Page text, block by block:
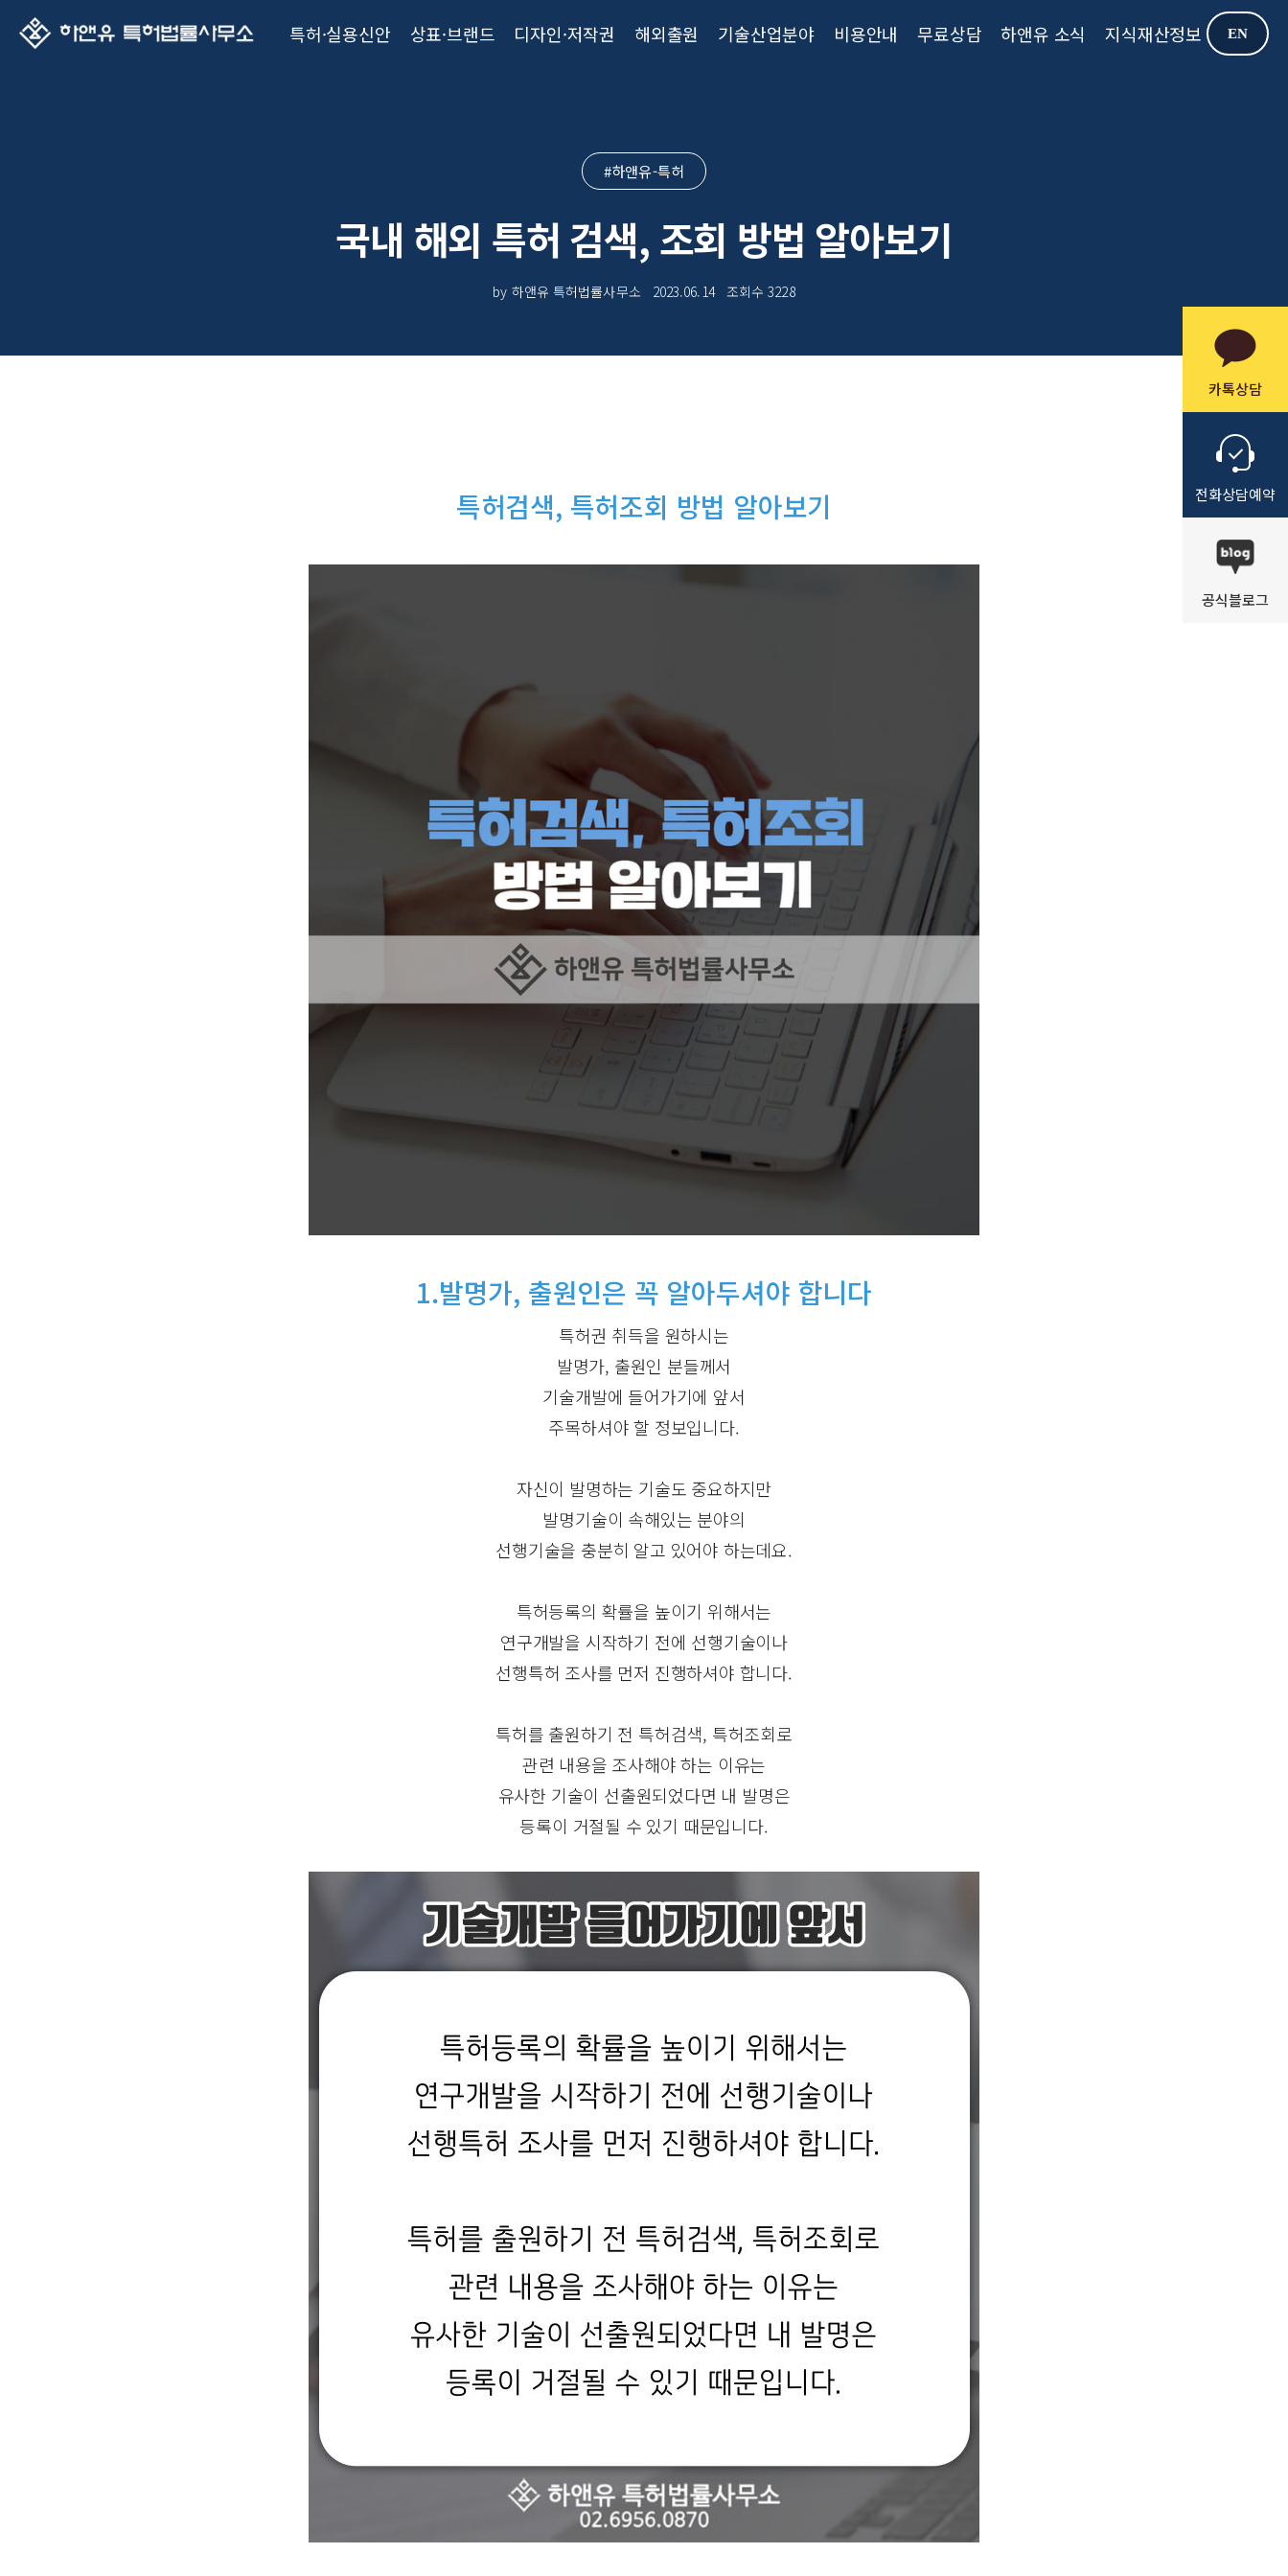
특허·실용신안 상표·브랜드 디자인·저작권 해외출원 기술산업분야 비용안내 무료상담 하앤유 소식 지식재산정보 EN
카톡상담
전화상담예약
공식블로그
#하앤유-특허
국내 해외 특허 검색, 조회 방법 알아보기
by 하앤유 특허법률사무소 2023.06.14 조회수3228
특허검색, 특허조회 방법 알아보기
1.발명가, 출원인은 꼭 알아두셔야 합니다
특허권 취득을 원하시는
발명가, 출원인 분들께서
기술개발에 들어가기에 앞서
주목하셔야 할 정보입니다.
자신이 발명하는 기술도 중요하지만
발명기술이 속해있는 분야의
선행기술을 충분히 알고 있어야 하는데요.
특허등록의 확률을 높이기 위해서는
연구개발을 시작하기 전에 선행기술이나
선행특허 조사를 먼저 진행하셔야 합니다.
특허를 출원하기 전 특허검색, 특허조회로
관련 내용을 조사해야 하는 이유는
유사한 기술이 선출원되었다면 내 발명은
등록이 거절될 수 있기 때문입니다.